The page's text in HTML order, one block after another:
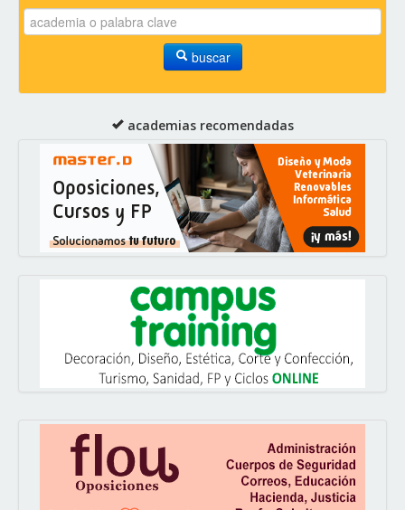
buscar
academias recomendadas